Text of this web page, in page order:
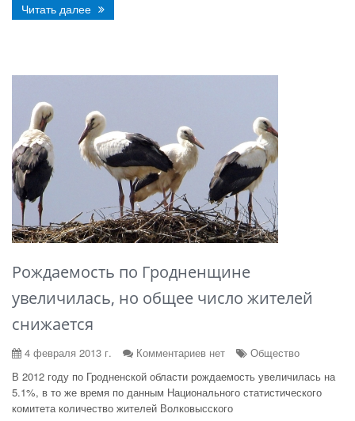
Читать далее
Рождаемость по Гродненщине
увеличилась, но общее число жителей
снижается
4 февраля 2013 г. Комментариев нет
Общество
В 2012 году по Гродненской области рождаемость увеличилась на
5.1%, в то же время по данным Национального статистического
комитета количество жителей Волковысского